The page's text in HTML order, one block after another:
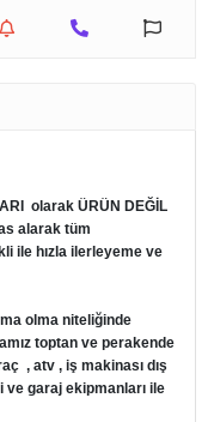
olarak ÜRÜN DEĞİL
alarak tüm
ile hızla ilerleyeme ve
olma niteliğinde
toptan ve perakende
, atv , iş makinası dış
garaj ekipmanları ile